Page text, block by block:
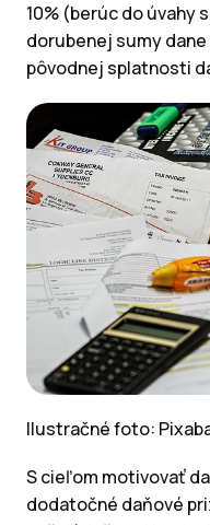
10% (berúc do úvahy
dorubenej sumy
pôvodnej splatnosti
Ilustračné foto:
S cieľom motivovať
dodatočné daňové